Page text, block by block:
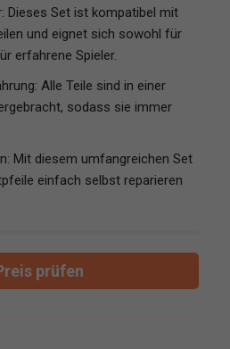
Dieses Set ist kompatibel mit
und eignet sich sowohl für
erfahrene Spieler.
Alle Teile sind in einer
sodass sie immer
Mit diesem umfangreichen Set
einfach selbst reparieren
prüfen